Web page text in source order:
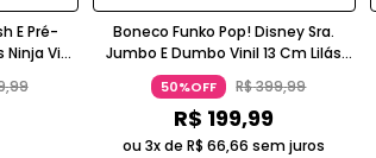
E Pré-
Vinil
,99
Boneco Funko Pop! Disney Sra.
Jumbo E Dumbo Vinil 13 Cm Lilás
Funko
50%OFF R$399,99
R$ 199,99
ou 3x deR$ 66,66 sem juros